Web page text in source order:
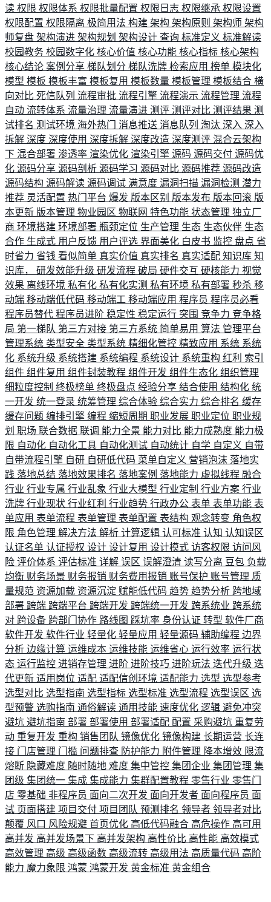
读 权限 权限体系 权限批量配置 权限日志 权限继承 权限设置
权限配置 权限隔离 极简用法 构建 架构 架构原则 架构师 架构
师复盘 架构演进 架构规划 架构设计 查询 标准定义 标准解读
校园教务 校园数字化 核心价值 核心功能 核心指标 核心架构
核心结论 案例分享 梯队划分 梯队洗牌 检索应用 榜单 模块化
模型 模板 模板丰富 模板复用 模板数量 模板管理 模板结合 横
向对比 死信队列 流程审批 流程引擎 流程演示 流程管理 流程
自动 流转体系 流量治理 流量演进 测评 测评对比 测评结果 测
试排名 测试环境 海外热门 消息推送 消息队列 淘汰 深入 深入
拆解 深度 深度使用 深度拆解 深度改造 深度测评 混合云架构
下 混合部署 渗透率 渲染优化 渲染引擎 源码 源码交付 源码优
化 源码分享 源码剖析 源码学习 源码对比 源码推荐 源码改造
源码结构 源码解读 源码调试 满意度 漏洞扫描 漏洞检测 潜力
推荐 灵活配置 热门平台 爆发 版本区别 版本发布 版本回滚 版
本更新 版本管理 物业园区 物联网 特色功能 状态管理 独立厂
商 环境搭建 环境部署 瓶颈定位 生产管理 生态 生态伙伴 生态
合作 生成式 用户反馈 用户评选 界面美化 白皮书 监控 盘点 省
时省力 省钱 看似简单 真实价值 真实排名 真实适配 知识库 知
识库， 研发效能升级 研发流程 破局 硬件交互 硬核能力 视觉
效果 离线环境 私有化 私有化实测 私有环境 私有部署 秒杀 移
动端 移动端低代码 移动端工 移动端应用 程序员 程序员必看
程序员替代 程序员进阶 稳定性 稳定运行 突围 竞争力 竞争格
局 第一梯队 第三方对接 第三方系统 简单易用 算法 管理平台
管理系统 类型安全 类型系统 精细化管控 精致应用 系统 系统
化 系统升级 系统搭建 系统编程 系统设计 系统重构 红利 索引
组件 组件复用 组件封装教程 组件开发 组件生态化 组织管理
细粒度控制 终极榜单 终极盘点 经验分享 结合使用 结构化 统
一开发 统一登录 统筹管理 综合体验 综合实力 综合排名 缓存
缓存问题 编排引擎 编程 缩短周期 职业发展 职业定位 职业规
划 职场 联合数据 联调 能力全景 能力对比 能力成熟度 能力极
限 自动化 自动化工具 自动化测试 自动统计 自学 自定义 自带
自带流程引擎 自研 自研低代码 菜单自定义 营销泡沫 落地实
践 落地总结 落地效果排名 落地案例 落地能力 虚拟线程 融合
行业 行业专属 行业乱象 行业大模型 行业定制 行业方案 行业
洗牌 行业现状 行业红利 行业趋势 行政办公 表单 表单功能 表
单应用 表单流程 表单管理 表单配置 表结构 观念转变 角色权
限 角色管理 解决方法 解析 计算逻辑 认可标准 认知 认知误区
认证名单 认证授权 设计 设计复用 设计模式 访客权限 访问风
险 评价体系 评估标准 详解 误区 误解澄清 读写分离 豆包 负载
均衡 财务场景 财务报销 财务费用报销 账号保护 账号管理 质
量规范 资源加载 资源沉淀 赋能低代码 趋势 趋势分析 跨地域
部署 跨端 跨端平台 跨端开发 跨端统一开发 跨系统业 跨系统
对 跨设备 跨部门协作 路线图 踩坑率 身份认证 转型 软件厂商
软件开发 软件行业 轻量化 轻量应用 轻量源码 辅助编程 边界
分析 边缘计算 运维成本 运维技能 运维省心 运行效率 运行状
态 运行监控 进销存管理 进阶 进阶技巧 进阶玩法 迭代升级 迭
代更新 适用岗位 适配 适配信创环境 适配能力 选型 选型参考
选型对比 选型指南 选型指标 选型标准 选型流程 选型误区 选
型预警 选购指南 通俗解读 通用技能 速度优化 逻辑 避免冲突
避坑 避坑指南 部署 部署使用 部署适配 配置 采购避坑 重复劳
动 重复开发 重构 销售团队 镜像优化 镜像构建 长期运营 长连
接 门店管理 门槛 问题排查 防护能力 附件管理 降本增效 限流
熔断 隐藏难度 随时随地 难度 集中管控 集团企业 集团管理 集
团级 集团统一 集成 集成能力 集群配置教程 零售行业 零售门
店 零基础 非程序员 面向二次开发 面向开发者 面向程序员 面
试 页面搭建 项目交付 项目团队 预测排名 领导者 领导者对比
颠覆 风口 风险规避 首页优化 高低代码融合 高危操作 高可用
高并发 高并发场景下 高并发架构 高性价比 高性能 高效模式
高效管理 高级 高级函数 高级流转 高级用法 高质量代码 高阶
能力 魔力象限 鸿蒙 鸿蒙开发 黄金标准 黄金组合